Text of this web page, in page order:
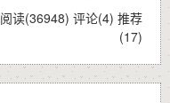
阅读(36948) 评论(4) 推荐
(17)